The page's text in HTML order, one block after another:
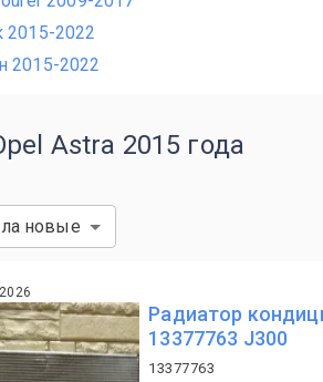
2015-2022
2015-2022
Astra 2015 года
новые
Радиатор
13377763 J300
13377763